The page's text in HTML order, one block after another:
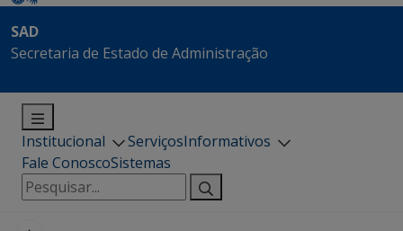
SAD
Secretaria de Estado de Administração
Institucional ServiçosInformativos
Fale ConoscoSistemas
Pesquisar
por: